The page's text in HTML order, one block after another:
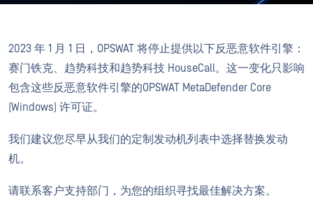
2023 年 1 月 1 日，OPSWAT 将停止提供以下反恶意软件引擎：
赛门铁克、趋势科技和趋势科技 HouseCall。这一变化只影响
包含这些反恶意软件引擎的OPSWAT MetaDefender Core
(Windows) 许可证。
我们建议您尽早从我们的定制发动机列表中选择替换发动
机。
请联系客户支持部门，为您的组织寻找最佳解决方案。